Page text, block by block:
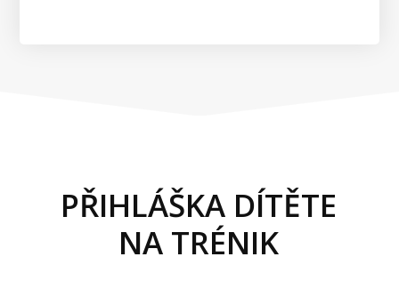
PŘIHLÁŠKA DÍTĚTE
NA TRÉNIK